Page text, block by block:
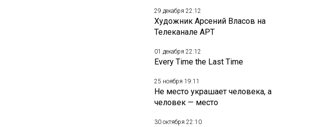
29 декабря 22:12
Художник Арсений Власов на
Телеканале АРТ
01 декабря 22:12
Every Time the Last Time
25 ноября 19:11
Не место украшает человека, а
человек — место
30 октября 22:10